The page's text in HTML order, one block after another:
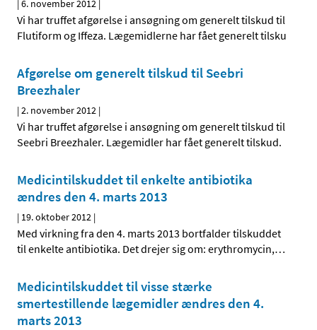
|6. november 2012 |
Vi har truffet afgørelse i ansøgning om generelt tilskud til
Flutiform og Iffeza. Lægemidlerne har fået generelt tilsku
Afgørelse om generelt tilskud til Seebri
Breezhaler
|2. november 2012 |
Vi har truffet afgørelse i ansøgning om generelt tilskud til
Seebri Breezhaler. Lægemidler har fået generelt tilskud.
Medicintilskuddet til enkelte antibiotika
ændres den 4. marts 2013
| 19. oktober 2012 |
Med virkning fra den 4. marts 2013 bortfalder tilskuddet
til enkelte antibiotika. Det drejer sig om: erythromycin,…
Medicintilskuddet til visse stærke
smertestillende lægemidler ændres den 4.
marts 2013